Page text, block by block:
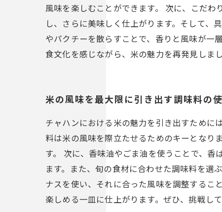
風味を楽しむことができます。 次に、こだ
し、さらに美味しく仕上がります。そして、
やパクチーを散らすことで、香りと風味が一
食文化を感じながら、米の魅力を再発見しまし
米の風味を最大限に引き出す調味料の
チャハンにおける米の魅力を引き出すために
料は米の風味を際立たせるためのキーとなり
す。 次に、香味油やごま油を使うことで、
ます。また、旬の食材に合わせた調味料を選
ナスを使い、それに合った風味を調整するこ
楽しめる一皿に仕上がります。ぜひ、挑戦し